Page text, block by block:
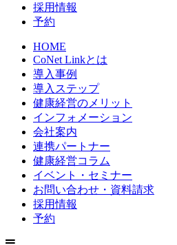
採用情報
予約
HOME
CoNet Linkとは
導入事例
導入ステップ
健康経営のメリット
インフォメーション
会社案内
連携パートナー
健康経営コラム
イベント・セミナー
お問い合わせ・資料請求
採用情報
予約